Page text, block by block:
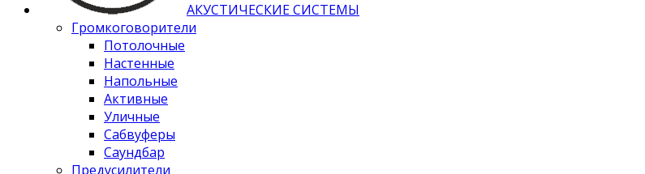
АКУСТИЧЕСКИЕ СИСТЕМЫ
Громкоговорители
Потолочные
Настенные
Напольные
Активные
Уличные
Сабвуферы
Саундбар
Предусилители